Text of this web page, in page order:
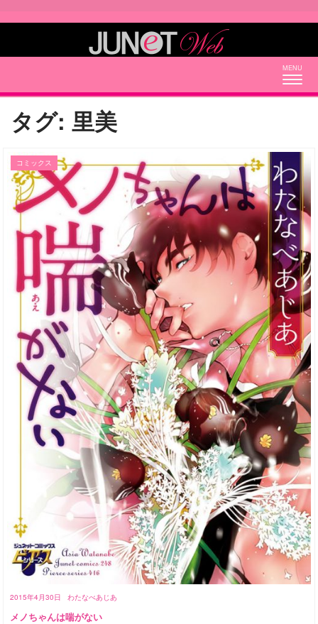
タグ: 里美
2015年4月30日 わたなべあじあ
コミックス
メノちゃんは喘がない